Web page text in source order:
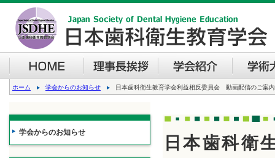
ホーム 学会からのお知らせ 日本歯科衛生教育学会利益相反委員会 動画配信のご案内
日本歯科衛
学会からのお知らせ